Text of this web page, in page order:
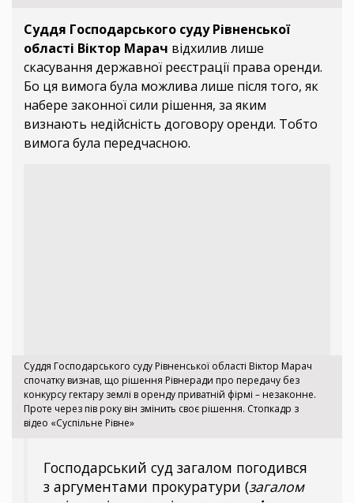
Суддя Господарського суду Рівненської
області Віктор Марач відхилив лише
скасування державної реєстрації права оренди.
Бо ця вимога була можлива лише після того, як
набере законної сили рішення, за яким
визнають недійсність договору оренди. Тобто
вимога була передчасною.
Суддя Господарського суду Рівненської області Віктор Марач
спочатку визнав, що рішення Рівнеради про передачу без
конкурсу гектару землі в оренду приватній фірмі – незаконне.
Проте через пів року він змінить своє рішення. Стопкадр з
відео «Суспільне Рівне»
Господарський суд загалом погодився
з аргументами прокуратури (загалом